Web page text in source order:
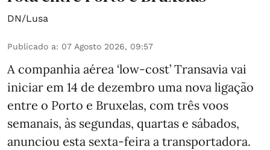
DN/Lusa
Publicado a: 07 Agosto 2026, 09:57
A companhia aérea ‘low-cost’ Transavia vai
iniciar em 14 de dezembro uma nova ligação
entre o Porto e Bruxelas, com três voos
semanais, às segundas, quartas e sábados,
anunciou esta sexta-feira a transportadora.